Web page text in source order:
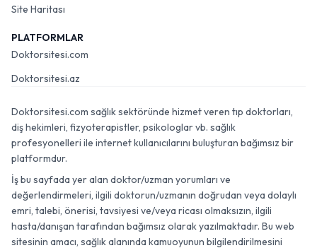
Site Haritası
PLATFORMLAR
Doktorsitesi.com
Doktorsitesi.az
Doktorsitesi.com sağlık sektöründe hizmet veren tıp doktorları,
diş hekimleri, fizyoterapistler, psikologlar vb. sağlık
profesyonelleri ile internet kullanıcılarını buluşturan bağımsız bir
platformdur.
İş bu sayfada yer alan doktor/uzman yorumları ve
değerlendirmeleri, ilgili doktorun/uzmanın doğrudan veya dolaylı
emri, talebi, önerisi, tavsiyesi ve/veya ricası olmaksızın, ilgili
hasta/danışan tarafından bağımsız olarak yazılmaktadır. Bu web
sitesinin amacı, sağlık alanında kamuoyunun bilgilendirilmesini